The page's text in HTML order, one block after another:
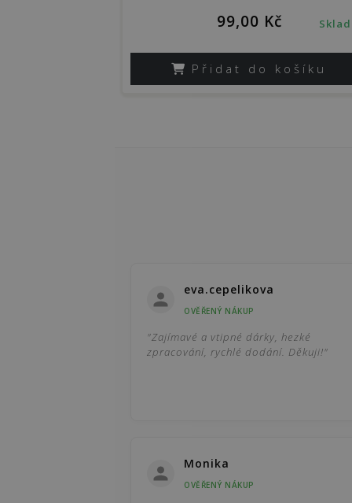
99,00 Kč
Přidat do košíku
eva.cepelikova
OVĚŘENÝ NÁKUP
"Zajímavé a vtipné dárky, hezké
zpracování, rychlé dodání. Děkuji!"
Monika
OVĚŘENÝ NÁKUP